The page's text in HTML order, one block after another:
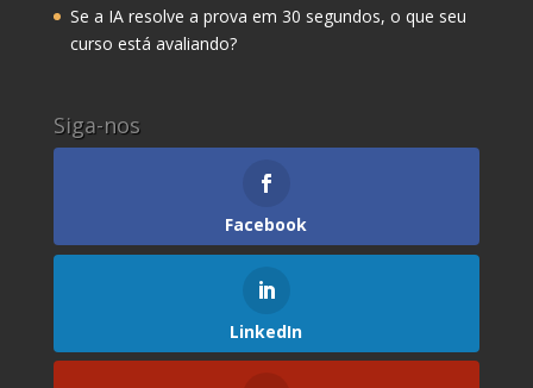
Se a IA resolve a prova em 30 segundos, o que seu
curso está avaliando?
Siga-nos
Facebook
LinkedIn